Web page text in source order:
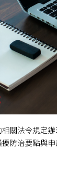
關法令規定
防治要點與